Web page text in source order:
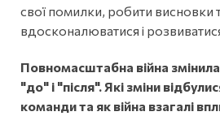
свої помилки, робити висновки
вдосконалюватися і
Повномасштабна війна
"до" і "після". Які зміни
команди та як війна взагалі